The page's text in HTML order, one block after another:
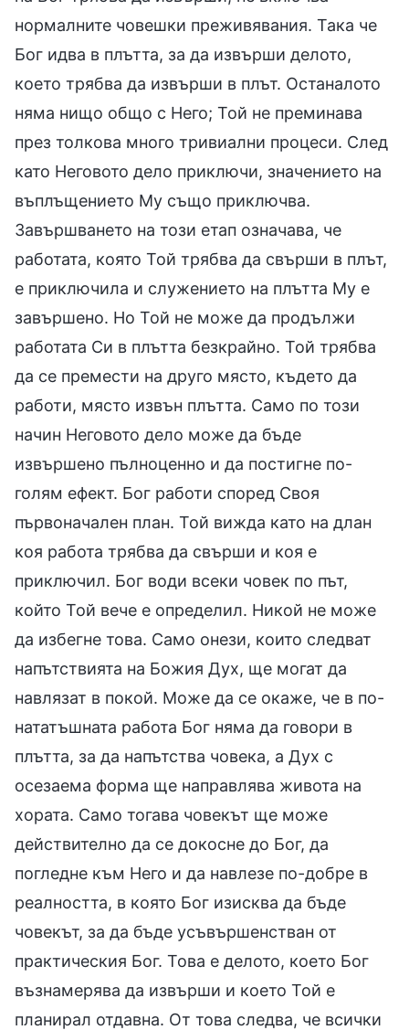
нормалните човешки преживявания. Така че
Бог идва в плътта, за да извърши делото,
което трябва да извърши в плът. Останалото
няма нищо общо с Него; Той не преминава
през толкова много тривиални процеси. След
като Неговото дело приключи, значението на
въплъщението Му също приключва.
Завършването на този етап означава, че
работата, която Той трябва да свърши в плът,
е приключила и служението на плътта Му е
завършено. Но Той не може да продължи
работата Си в плътта безкрайно. Той трябва
да се премести на друго място, където да
работи, място извън плътта. Само по този
начин Неговото дело може да бъде
извършено пълноценно и да постигне по-
голям ефект. Бог работи според Своя
първоначален план. Той вижда като на длан
коя работа трябва да свърши и коя е
приключил. Бог води всеки човек по път,
който Той вече е определил. Никой не може
да избегне това. Само онези, които следват
напътствията на Божия Дух, ще могат да
навлязат в покой. Може да се окаже, че в по-
нататъшната работа Бог няма да говори в
плътта, за да напътства човека, а Дух с
осезаема форма ще направлява живота на
хората. Само тогава човекът ще може
действително да се докосне до Бог, да
погледне към Него и да навлезе по-добре в
реалността, в която Бог изисква да бъде
човекът, за да бъде усъвършенстван от
практическия Бог. Това е делото, което Бог
възнамерява да извърши и което Той е
планирал отдавна. От това следва, че всички